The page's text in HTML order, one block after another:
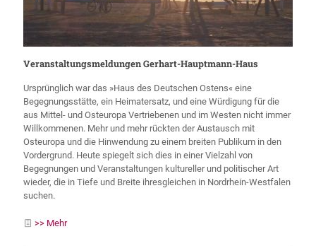
Veranstaltungsmeldungen Gerhart-Hauptmann-Haus
Ursprünglich war das »Haus des Deutschen Ostens« eine
Begegnungsstätte, ein Heimatersatz, und eine Würdigung für die
aus Mittel- und Osteuropa Vertriebenen und im Westen nicht immer
Willkommenen. Mehr und mehr rückten der Austausch mit
Osteuropa und die Hinwendung zu einem breiten Publikum in den
Vordergrund. Heute spiegelt sich dies in einer Vielzahl von
Begegnungen und Veranstaltungen kultureller und politischer Art
wieder, die in Tiefe und Breite ihresgleichen in Nordrhein-Westfalen
suchen.
>> Mehr